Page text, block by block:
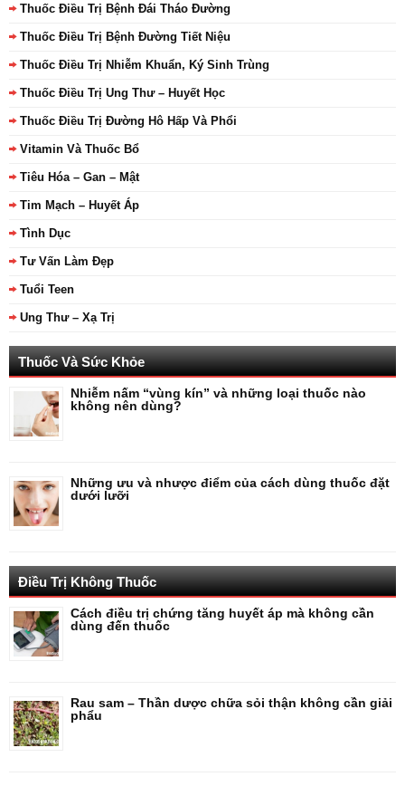
Thuốc Điều Trị Bệnh Đái Tháo Đường
Thuốc Điều Trị Bệnh Đường Tiết Niệu
Thuốc Điều Trị Nhiễm Khuẩn, Ký Sinh Trùng
Thuốc Điều Trị Ung Thư – Huyết Học
Thuốc Điều Trị Đường Hô Hấp Và Phổi
Vitamin Và Thuốc Bổ
Tiêu Hóa – Gan – Mật
Tim Mạch – Huyết Áp
Tình Dục
Tư Vấn Làm Đẹp
Tuổi Teen
Ung Thư – Xạ Trị
Thuốc Và Sức Khỏe
Nhiễm nấm “vùng kín” và những loại thuốc nào
không nên dùng?
Những ưu và nhược điểm của cách dùng thuốc đặt
dưới lưỡi
Điều Trị Không Thuốc
Cách điều trị chứng tăng huyết áp mà không cần
dùng đến thuốc
Rau sam – Thần dược chữa sỏi thận không cần giải
phẩu